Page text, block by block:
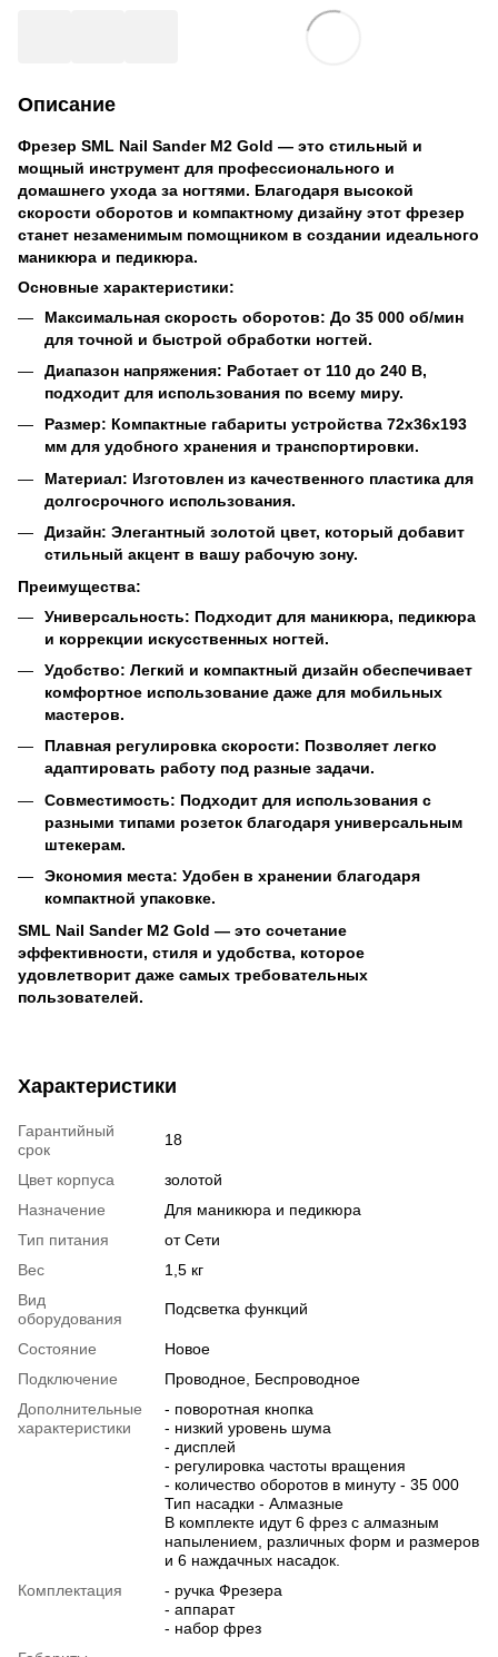
Описание
Фрезер SML Nail Sander M2 Gold — это стильный и
мощный инструмент для профессионального и
домашнего ухода за ногтями. Благодаря высокой
скорости оборотов и компактному дизайну этот фрезер
станет незаменимым помощником в создании идеального
маникюра и педикюра.
Основные характеристики:
Максимальная скорость оборотов: До 35 000 об/мин
для точной и быстрой обработки ногтей.
Диапазон напряжения: Работает от 110 до 240 В,
подходит для использования по всему миру.
Размер: Компактные габариты устройства 72х36х193
мм для удобного хранения и транспортировки.
Материал: Изготовлен из качественного пластика для
долгосрочного использования.
Дизайн: Элегантный золотой цвет, который добавит
стильный акцент в вашу рабочую зону.
Преимущества:
Универсальность: Подходит для маникюра, педикюра
и коррекции искусственных ногтей.
Удобство: Легкий и компактный дизайн обеспечивает
комфортное использование даже для мобильных
мастеров.
Плавная регулировка скорости: Позволяет легко
адаптировать работу под разные задачи.
Совместимость: Подходит для использования с
разными типами розеток благодаря универсальным
штекерам.
Экономия места: Удобен в хранении благодаря
компактной упаковке.
SML Nail Sander M2 Gold — это сочетание
эффективности, стиля и удобства, которое
удовлетворит даже самых требовательных
пользователей.
Характеристики
Гарантийный
срок
18
Цвет корпуса
золотой
Назначение
Для маникюра и педикюра
Тип питания
от Сети
Вес
1,5 кг
Вид
оборудования
Подсветка функций
Состояние
Новое
Подключение
Проводное, Беспроводное
Дополнительные
характеристики
- поворотная кнопка
- низкий уровень шума
- дисплей
- регулировка частоты вращения
- количество оборотов в минуту - 35 000
Тип насадки - Алмазные
В комплекте идут 6 фрез с алмазным
напылением, различных форм и размеров
и 6 наждачных насадок.
Комплектация
- ручка Фрезера
- аппарат
- набор фрез